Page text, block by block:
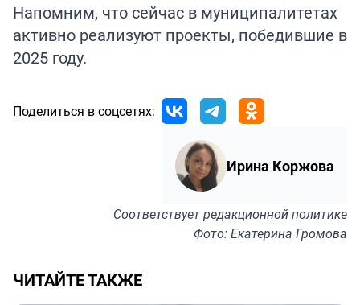
Напомним, что сейчас в муниципалитетах
активно реализуют проекты, победившие в
2025 году.
Поделиться в соцсетях:
Ирина Коржова
Соответствуетредакционной политике
Фото: Екатерина Громова
ЧИТАЙТЕ ТАКЖЕ